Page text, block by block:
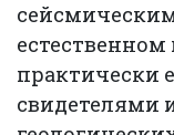
практически
свидетелями